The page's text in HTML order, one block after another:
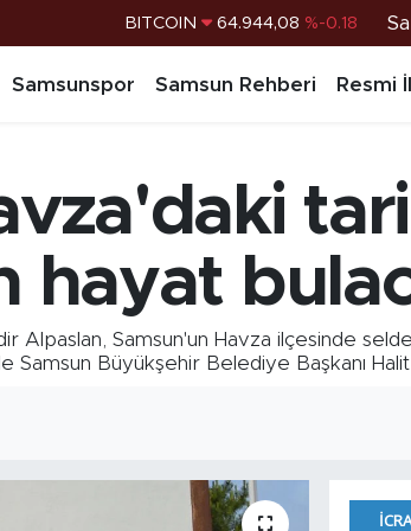
DOLAR 47,7436 %0.18
BİST100 13.779 %-14
BITCOIN 64.944,08 %-0.18
Samsunspor Samsun Rehberi Resmi
hayat
Alpaslan, Samsun'un Havza ilçesinde
Samsun Büyükşehir Belediye Başkanı